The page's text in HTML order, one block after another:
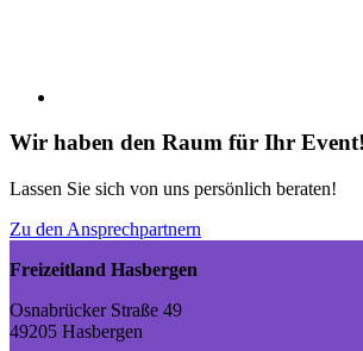
Wir haben den Raum für Ihr Event!
Lassen Sie sich von uns persönlich beraten!
Zu den Ansprechpartnern
Freizeitland Hasbergen
Osnabrücker Straße 49
49205 Hasbergen